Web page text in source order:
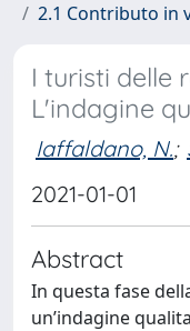
2.1 Contributo in
I turisti delle
L'indagine
Iaffaldano, N.;
2021-01-01
Abstract
In questa fase
un’indagine